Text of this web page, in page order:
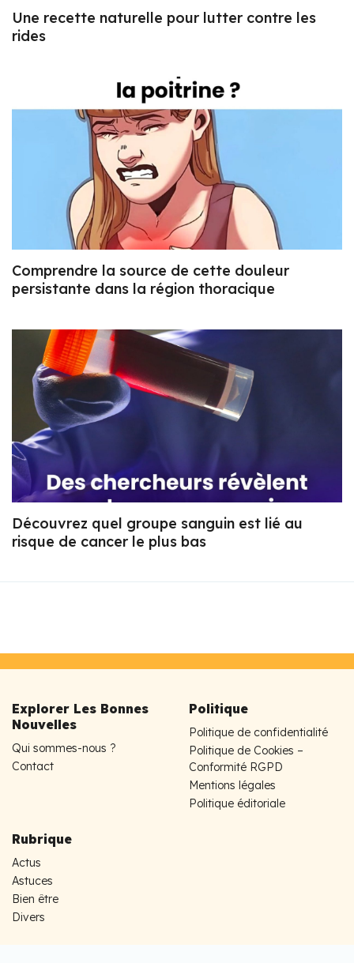
Une recette naturelle pour lutter contre les
rides
Comprendre la source de cette douleur
persistante dans la région thoracique
Découvrez quel groupe sanguin est lié au
risque de cancer le plus bas
Explorer Les Bonnes
Nouvelles
Qui sommes-nous ?
Contact
Politique
Politique de confidentialité
Politique de Cookies –
Conformité RGPD
Mentions légales
Politique éditoriale
Rubrique
Actus
Astuces
Bien être
Divers